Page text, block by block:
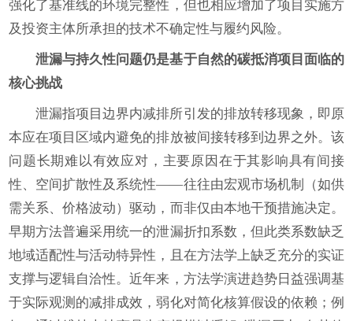
强化了基准线的环境完整性，但也相应增加了项目实施方
及投资主体所承担的技术不确定性与履约风险。
泄漏与持久性问题仍是基于自然的碳抵消项目面临的
核心挑战
泄漏指项目边界内减排所引发的排放转移现象，即原
本应在项目区域内避免的排放被间接转移到边界之外。该
问题长期难以有效应对，主要原因在于其影响具有间接
性、空间扩散性及系统性——往往由宏观市场机制（如供
需关系、价格波动）驱动，而非仅由本地干预措施决定。
早期方法普遍采用统一的泄漏折扣系数，但此类系数缺乏
地域适配性与活动特异性，且在方法学上缺乏充分的实证
支撑与逻辑自洽性。近年来，方法学演进趋势日益强调基
于实际观测的减排成效，弱化对简化核算假设的依赖；例